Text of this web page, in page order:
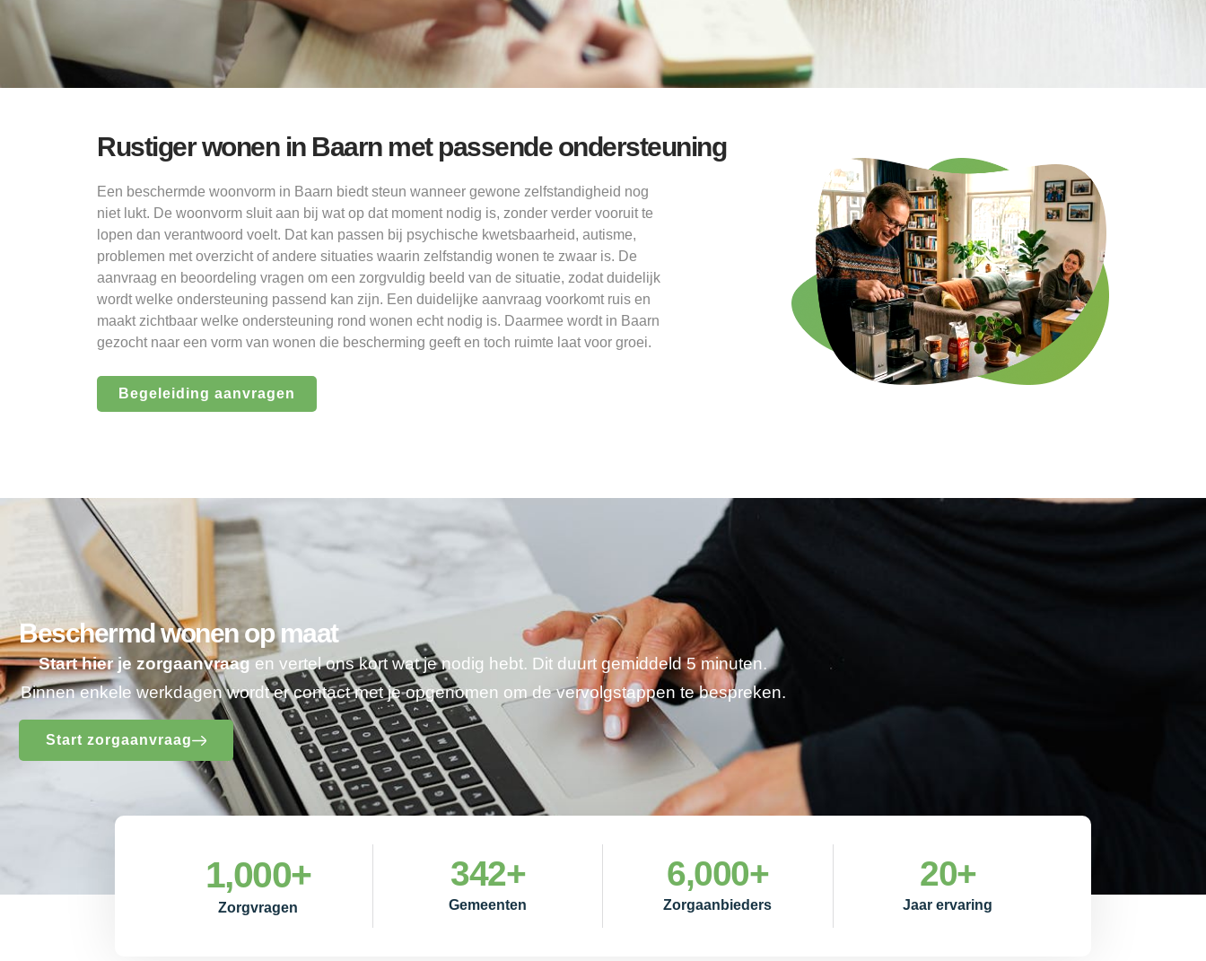
Rustiger wonen in Baarn met passende ondersteuning
Een beschermde woonvorm in Baarn biedt steun wanneer gewone zelfstandigheid nog
niet lukt. De woonvorm sluit aan bij wat op dat moment nodig is, zonder verder vooruit te
lopen dan verantwoord voelt. Dat kan passen bij psychische kwetsbaarheid, autisme,
problemen met overzicht of andere situaties waarin zelfstandig wonen te zwaar is. De
aanvraag en beoordeling vragen om een zorgvuldig beeld van de situatie, zodat duidelijk
wordt welke ondersteuning passend kan zijn. Een duidelijke aanvraag voorkomt ruis en
maakt zichtbaar welke ondersteuning rond wonen echt nodig is. Daarmee wordt in Baarn
gezocht naar een vorm van wonen die bescherming geeft en toch ruimte laat voor groei.
Begeleiding aanvragen
Beschermd wonen op maat
Start hier je zorgaanvraagen vertel ons kort wat je nodig hebt. Dit duurt gemiddeld 5 minuten.
Binnen enkele werkdagen wordt er contact met je opgenomen om de vervolgstappen te bespreken.
Start zorgaanvraag
Zorgvragen
1,000+
Gemeenten
342+
Zorgaanbieders
6,000+
Jaar ervaring
20+